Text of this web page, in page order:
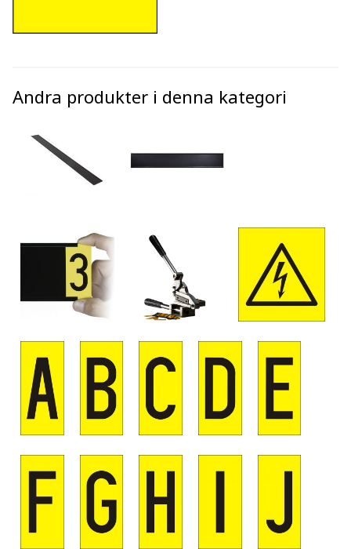
Andra produkter i denna kategori